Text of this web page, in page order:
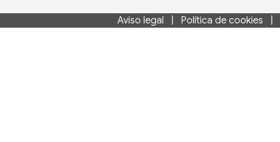
Aviso legal Política de cookies